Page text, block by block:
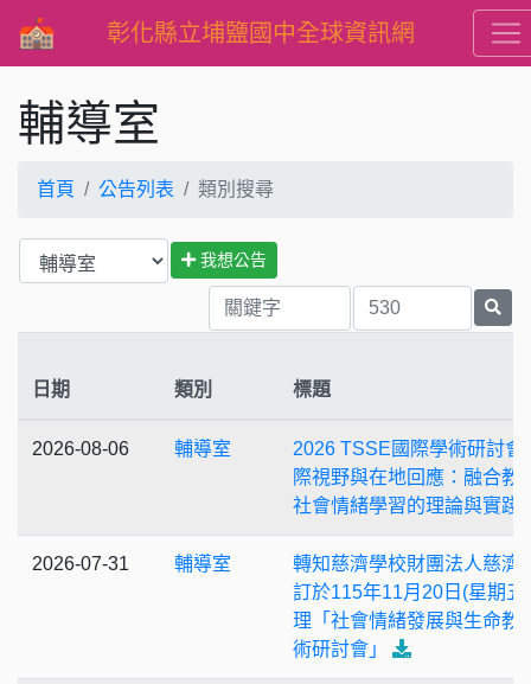
彰化縣立埔鹽國中全球資訊網
輔導室
首頁 公告列表 類別搜尋
我想公告
日期 類別 標題
2026-08-06 輔導室
2026 TSSE國際學術研討會
際視野與在地回應：融合教
社會情緒學習的理論與實踐
2026-07-31 輔導室
轉知慈濟學校財團法人慈濟
訂於115年11月20日(星期五
理「社會情緒發展與生命教
術研討會」